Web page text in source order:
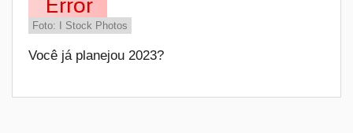
Foto: I Stock Photos
Você já planejou 2023?